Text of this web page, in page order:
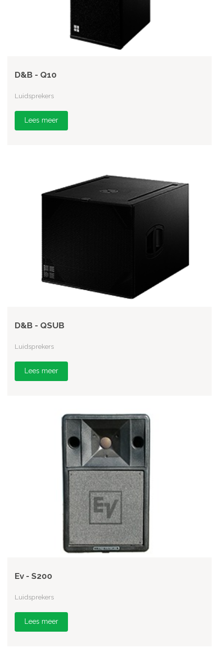
D&B - Q10
Luidsprekers
Lees meer
D&B - QSUB
Luidsprekers
Lees meer
Ev - S200
Luidsprekers
Lees meer